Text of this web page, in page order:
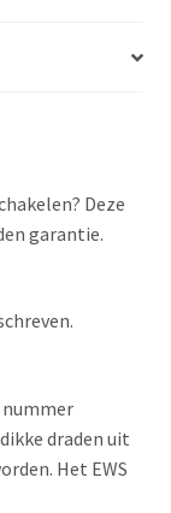
Deze
garantie.
nummer
draden uit
Het EWS